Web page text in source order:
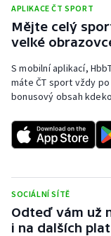
APLIKACE ČT SPORT
Mějte celý
velké
S mobilní aplikací,
máte ČT sport vždy
bonusový obsah
SOCIÁLNÍ SÍTĚ
Odteď vám už
i na dalších